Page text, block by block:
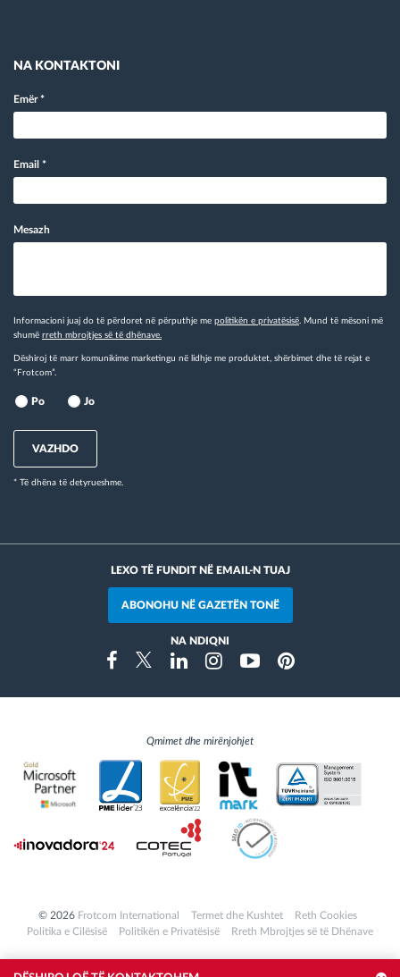
NA KONTAKTONI
Emër*
Email *
Mesazh
Informacioni juaj do të përdoret në përputhje me politikën e privatësisë . Mund të mësoni më
shumë rreth mbrojtjes së të dhënave.
Dëshiroj të marr komunikime marketingu në lidhje me produktet, shërbimet dhe të rejat e
“Frotcom”.
Po Jo
VAZHDO
* Të dhëna të detyrueshme.
LEXO TË FUNDIT NË EMAIL-N TUAJ
ABONOHU NË GAZETËN TONË
NA NDIQNI
FacebookTwitterLinkedinInstragramYoutubePinterest
Qmimet dhe mirënjohjet
© 2026 Frotcom International Termet dhe Kushtet
Reth Cookies
Politika e Cilësisë
Politikën e Privatësisë Rreth Mbrojtjes së të Dhënave